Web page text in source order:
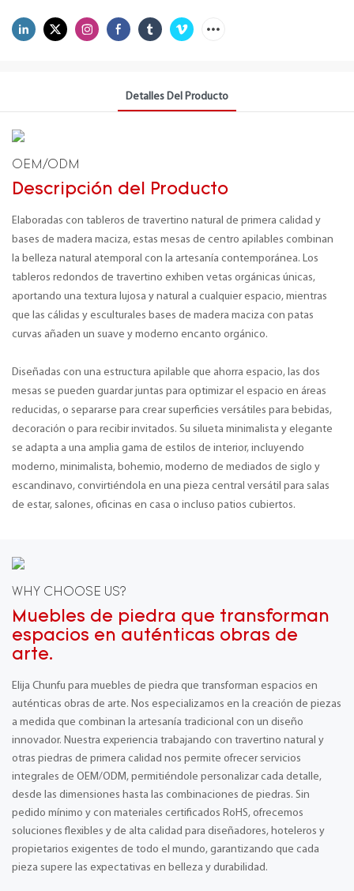
Detalles Del Producto
OEM/ODM
Descripción del Producto
Elaboradas con tableros de travertino natural de primera calidad y
bases de madera maciza, estas mesas de centro apilables combinan
la belleza natural atemporal con la artesanía contemporánea. Los
tableros redondos de travertino exhiben vetas orgánicas únicas,
aportando una textura lujosa y natural a cualquier espacio, mientras
que las cálidas y esculturales bases de madera maciza con patas
curvas añaden un suave y moderno encanto orgánico.
Diseñadas con una estructura apilable que ahorra espacio, las dos
mesas se pueden guardar juntas para optimizar el espacio en áreas
reducidas, o separarse para crear superficies versátiles para bebidas,
decoración o para recibir invitados. Su silueta minimalista y elegante
se adapta a una amplia gama de estilos de interior, incluyendo
moderno, minimalista, bohemio, moderno de mediados de siglo y
escandinavo, convirtiéndola en una pieza central versátil para salas
de estar, salones, oficinas en casa o incluso patios cubiertos.
WHY CHOOSE US?
Muebles de piedra que transforman
espacios en auténticas obras de
arte.
Elija Chunfu para muebles de piedra que transforman espacios en
auténticas obras de arte. Nos especializamos en la creación de piezas
a medida que combinan la artesanía tradicional con un diseño
innovador. Nuestra experiencia trabajando con travertino natural y
otras piedras de primera calidad nos permite ofrecer servicios
integrales de OEM/ODM, permitiéndole personalizar cada detalle,
desde las dimensiones hasta las combinaciones de piedras. Sin
pedido mínimo y con materiales certificados RoHS, ofrecemos
soluciones flexibles y de alta calidad para diseñadores, hoteleros y
propietarios exigentes de todo el mundo, garantizando que cada
pieza supere las expectativas en belleza y durabilidad.